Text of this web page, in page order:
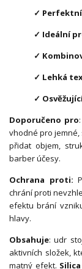
✓ Perfektní
✓ Ideální
✓
✓ Lehká
✓
Doporučeno pro
vhodné pro
přidat objem,
barber účesy.
Ochrana proti:
chrání proti
efektu brání
hlavy.
Obsahuje: udr
aktivních složek,
matný efekt.